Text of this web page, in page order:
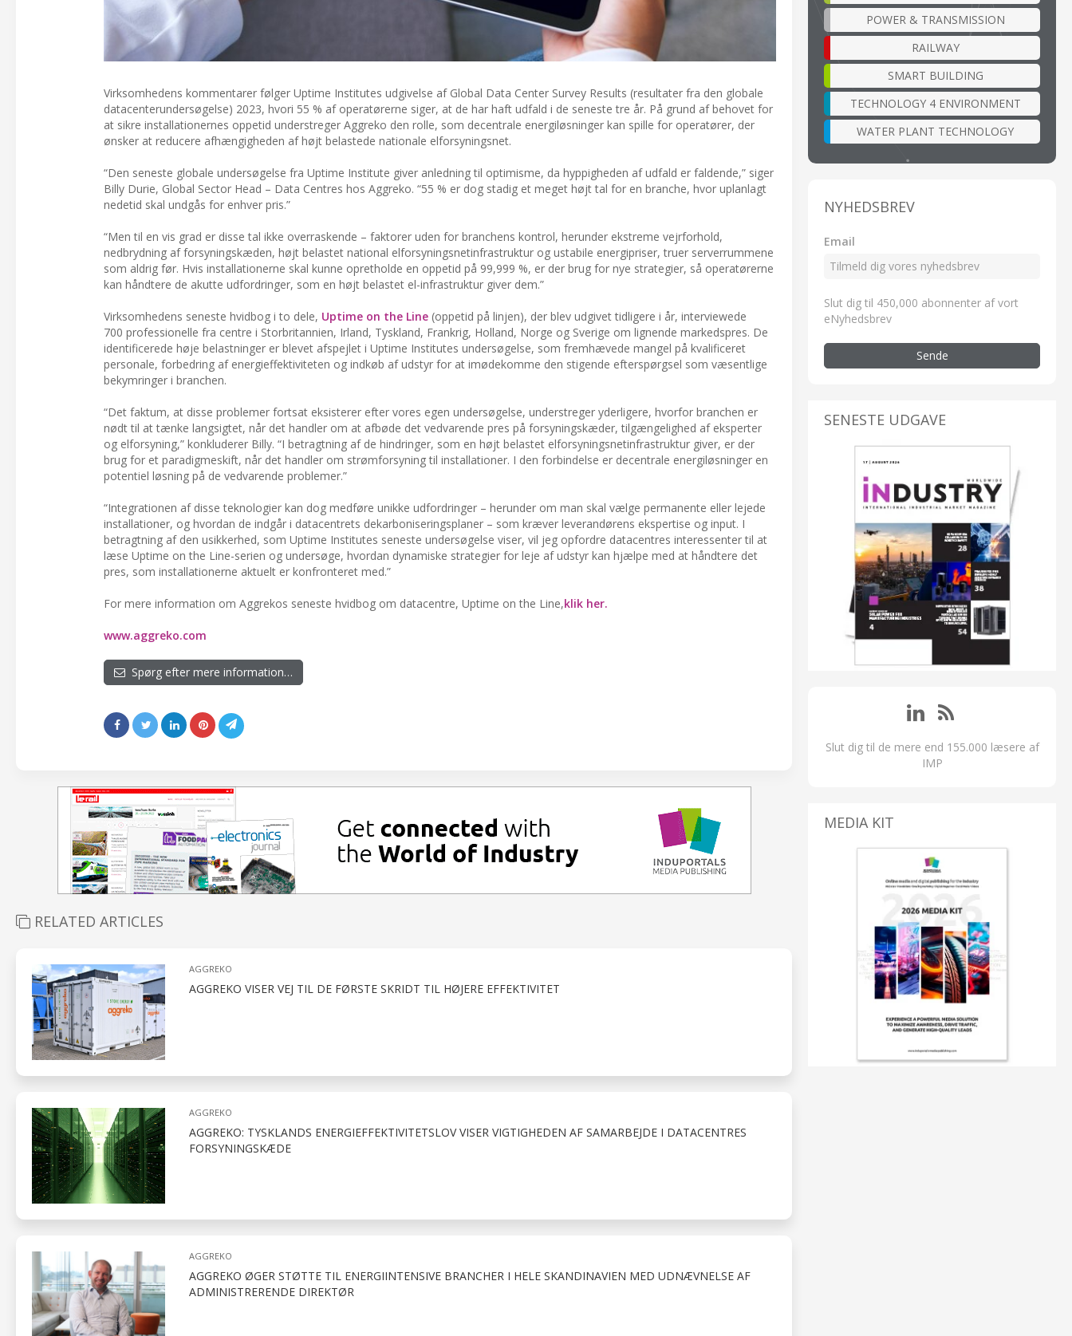
Virksomhedens kommentarer følger Uptime Institutes udgivelse af Global Data Center Survey Results (resultater fra den globale
datacenterundersøgelse) 2023, hvori 55 % af operatørerne siger, at de har haft udfald i de seneste tre år. På grund af behovet for
at sikre installationernes oppetid understreger Aggreko den rolle, som decentrale energiløsninger kan spille for operatører, der
ønsker at reducere afhængigheden af højt belastede nationale elforsyningsnet.
“Den seneste globale undersøgelse fra Uptime Institute giver anledning til optimisme, da hyppigheden af udfald er faldende,” siger
Billy Durie, Global Sector Head – Data Centres hos Aggreko. “55 % er dog stadig et meget højt tal for en branche, hvor uplanlagt
nedetid skal undgås for enhver pris.”
“Men til en vis grad er disse tal ikke overraskende – faktorer uden for branchens kontrol, herunder ekstreme vejrforhold,
nedbrydning af forsyningskæden, højt belastet national elforsyningsnetinfrastruktur og ustabile energipriser, truer serverrummene
som aldrig før. Hvis installationerne skal kunne opretholde en oppetid på 99,999 %, er der brug for nye strategier, så operatørerne
kan håndtere de akutte udfordringer, som en højt belastet el-infrastruktur giver dem.”
Virksomhedens seneste hvidbog i to dele, Uptime on the Line (oppetid på linjen), der blev udgivet tidligere i år, interviewede
700 professionelle fra centre i Storbritannien, Irland, Tyskland, Frankrig, Holland, Norge og Sverige om lignende markedspres. De
identificerede høje belastninger er blevet afspejlet i Uptime Institutes undersøgelse, som fremhævede mangel på kvalificeret
personale, forbedring af energieffektiviteten og indkøb af udstyr for at imødekomme den stigende efterspørgsel som væsentlige
bekymringer i branchen.
“Det faktum, at disse problemer fortsat eksisterer efter vores egen undersøgelse, understreger yderligere, hvorfor branchen er
nødt til at tænke langsigtet, når det handler om at afbøde det vedvarende pres på forsyningskæder, tilgængelighed af eksperter
og elforsyning,” konkluderer Billy. “I betragtning af de hindringer, som en højt belastet elforsyningsnetinfrastruktur giver, er der
brug for et paradigmeskift, når det handler om strømforsyning til installationer. I den forbindelse er decentrale energiløsninger en
potentiel løsning på de vedvarende problemer.”
“Integrationen af disse teknologier kan dog medføre unikke udfordringer – herunder om man skal vælge permanente eller lejede
installationer, og hvordan de indgår i datacentrets dekarboniseringsplaner – som kræver leverandørens ekspertise og input. I
betragtning af den usikkerhed, som Uptime Institutes seneste undersøgelse viser, vil jeg opfordre datacentres interessenter til at
læse Uptime on the Line-serien og undersøge, hvordan dynamiske strategier for leje af udstyr kan hjælpe med at håndtere det
pres, som installationerne aktuelt er konfronteret med.”
For mere information om Aggrekos seneste hvidbog om datacentre, Uptime on the Line,klik her.
www.aggreko.com
Spørg efter mere information…
RELATED ARTICLES
AGGREKO
AGGREKO VISER VEJ TIL DE FØRSTE SKRIDT TIL HØJERE EFFEKTIVITET
AGGREKO
AGGREKO: TYSKLANDS ENERGIEFFEKTIVITETSLOV VISER VIGTIGHEDEN AF SAMARBEJDE I DATACENTRES
FORSYNINGSKÆDE
AGGREKO
AGGREKO ØGER STØTTE TIL ENERGIINTENSIVE BRANCHER I HELE SKANDINAVIEN MED UDNÆVNELSE AF
ADMINISTRERENDE DIREKTØR
POWER & TRANSMISSION
RAILWAY
SMART BUILDING
TECHNOLOGY 4 ENVIRONMENT
WATER PLANT TECHNOLOGY
NYHEDSBREV
Email
Slut dig til 450,000 abonnenter af vort
eNyhedsbrev
Sende
SENESTE UDGAVE
Slut dig til de mere end 155.000 læsere af
IMP
MEDIA KIT